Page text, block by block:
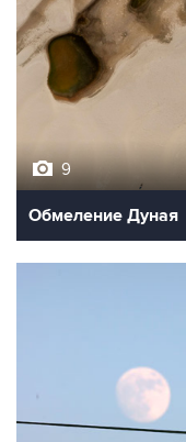
9
Обмеление Дуная